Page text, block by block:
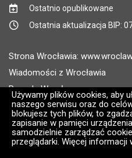
Używamy plików cookies, aby
naszego serwisu oraz do
blokujesz tych plików, to
zapisanie w pamięci
samodzielnie zarządzać
przeglądarki. Więcej
Ostatnio opublikowane
Ostatnia aktualizacja BIP:
Strona Wrocławia:
Wiadomości z Wrocławia
Pogoda Wrocław
Rozkłady jazdy MPK Wrocław
Administratorem wroclaw.pl
Wersja systemu: 2.8.30.09